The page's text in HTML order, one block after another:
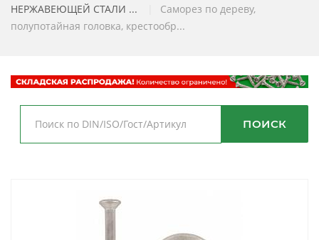
НЕРЖАВЕЮЩЕЙ СТАЛИ ...
Саморез по дереву,
полупотайная головка, крестообр...
ПОИСК